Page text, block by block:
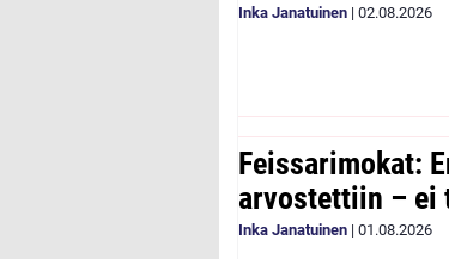
Inka Janatuinen | 02.08.2026
Feissarimokat:
arvostettiin – ei
Inka Janatuinen | 01.08.2026